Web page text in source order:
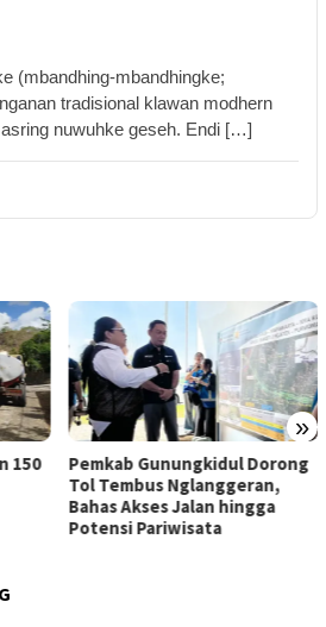
(mbandhing-mbandhingke;
tradisional klawan modhern
nuwuhke geseh. Endi […]
»
Film “Nalar” Karya Guru SD
Raih Juara 1 Lomba Video
Literasi Gunungkidul 2026